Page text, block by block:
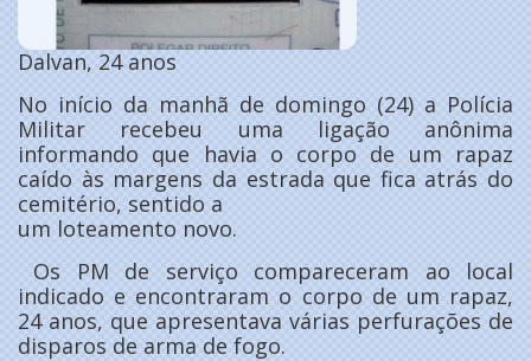
Dalvan, 24 anos
No início da manhã de domingo (24) a Polícia
Militar recebeu uma ligação anônima
informando que havia o corpo de um rapaz
caído às margens da estrada que fica atrás do
cemitério, sentido a
um loteamento novo.
Os PM de serviço compareceram ao local
indicado e encontraram o corpo de um rapaz,
24 anos, que apresentava várias perfurações de
disparos de arma de fogo.